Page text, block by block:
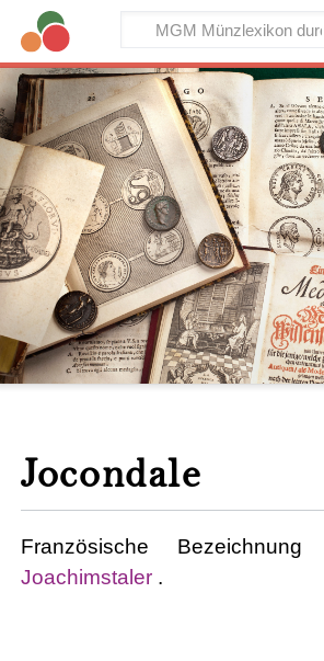
Jocondale
Französische
Joachimstaler .